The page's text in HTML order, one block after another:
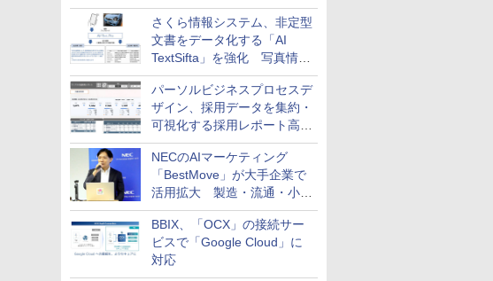
と危機管理広報を一体的に訓
練するプログラムを提供
さくら情報システム、非定型
文書をデータ化する「AI
TextSifta」を強化 写真情報
のデータ化などに対応
パーソルビジネスプロセスデ
ザイン、採用データを集約・
可視化する採用レポート高速
化サービスを提供
NECのAIマーケティング
「BestMove」が大手企業で
活用拡大 製造・流通・小売
企業・広告代理店などが実装
フェーズへ
BBIX、「OCX」の接続サー
ビスで「Google Cloud」に
対応